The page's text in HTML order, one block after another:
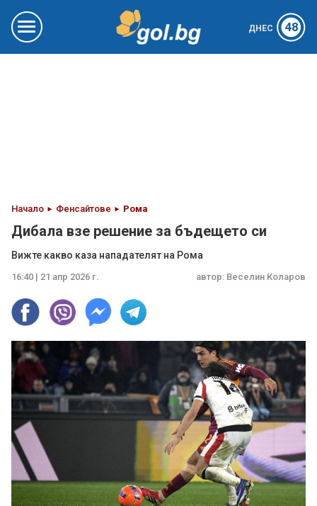
ДНЕС 48
Начало Фенсайтове Рома
Дибала взе решение за бъдещето си
Вижте какво каза нападателят на Рома
16:40 | 21 апр 2026 г. автор: Веселин Коларов